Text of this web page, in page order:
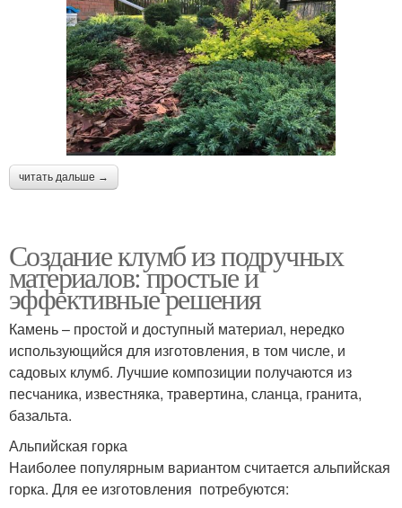
читать дальше →
Создание клумб из подручных
материалов: простые и
эффективные решения
Камень – простой и доступный материал, нередко
использующийся для изготовления, в том числе, и
садовых клумб. Лучшие композиции получаются из
песчаника, известняка, травертина, сланца, гранита,
базальта.
Альпийская горка
Наиболее популярным вариантом считается альпийская
горка. Для ее изготовления потребуются: